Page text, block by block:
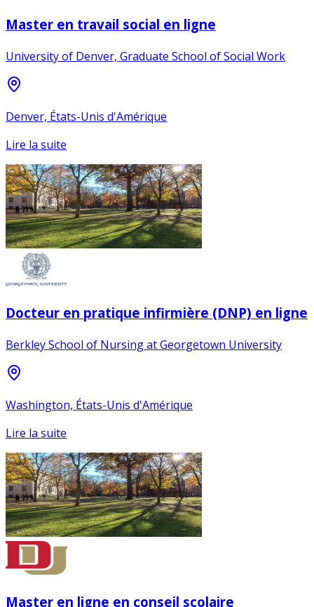
Master en travail social en ligne
University of Denver, Graduate School of Social Work
Denver, États-Unis d'Amérique
Lire la suite
Docteur en pratique infirmière (DNP) en ligne
Berkley School of Nursing at Georgetown University
Washington, États-Unis d'Amérique
Lire la suite
Master en ligne en conseil scolaire